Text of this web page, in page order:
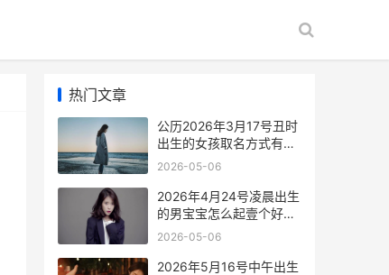
热门文章
公历2026年3月17号丑时
出生的女孩取名方式有哪
些 公历2026年3月7日
2026-05-06
2026年4月24号凌晨出生
的男宝宝怎么起壹个好听
的名字 2026年4月24号
2026-05-06
2026年5月16号中午出生